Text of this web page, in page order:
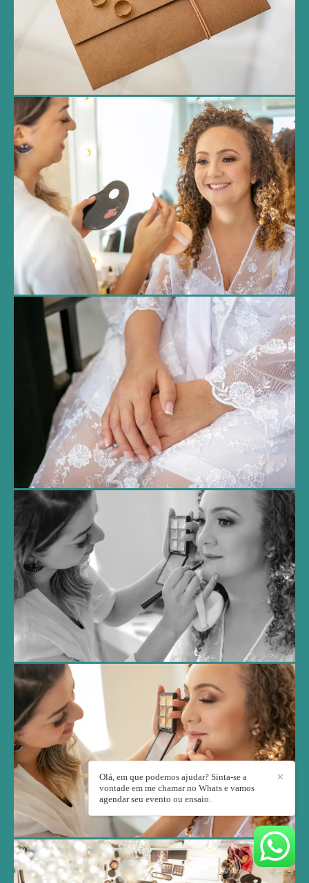
✕
Olá, em que podemos ajudar? Sinta-se a
vontade em me chamar no Whats e vamos
agendar seu evento ou ensaio.